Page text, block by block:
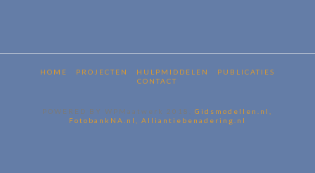
HOME PROJECTEN HULPMIDDELEN
PUBLICATIES
CONTACT
POWERED BY WPMaatwerk 2018,Gidsmodellen.nl,
FotobankNA.nl, Alliantiebenadering.nl